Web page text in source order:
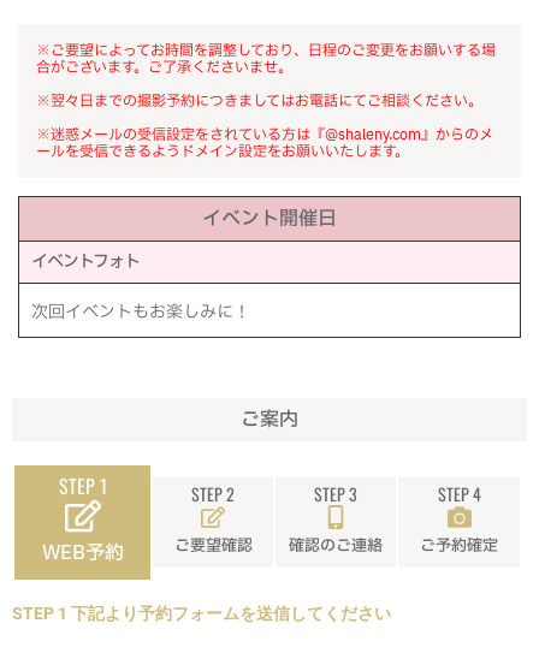
※ご要望によってお時間を調整しており、日程のご変更をお願いする場
合がございます。ご了承くださいませ。
※翌々日までの撮影予約につきましてはお電話にてご相談ください。
※迷惑メールの受信設定をされている方は『@shaleny.com』からのメ
ールを受信できるようドメイン設定をお願いいたします。
イベント開催日
イベントフォト
次回イベントもお楽しみに！
ご案内
STEP 1
WEB予約
STEP 2
ご要望確認
STEP 3
確認のご連絡
STEP 4
ご予約確定
STEP 1 下記より予約フォームを送信してください